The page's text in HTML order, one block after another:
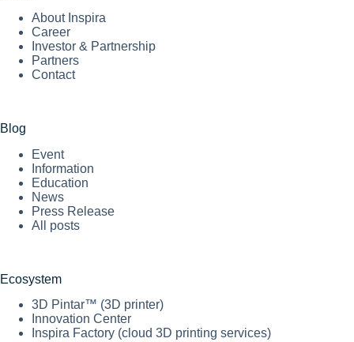
About Inspira
Career
Investor & Partnership
Partners
Contact
Blog
Event
Information
Education
News
Press Release
All posts
Ecosystem
3D Pintar™ (3D printer)
Innovation Center
Inspira Factory (cloud 3D printing services)